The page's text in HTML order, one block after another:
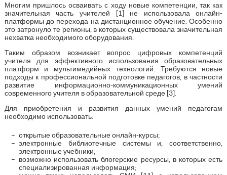
Многим пришлось осваивать с ходу новые компетенции, так как
значительная часть учителей [1] не использовала онлайн-
платформы до перехода на дистанционное обучение. Особенно
это затронуло те регионы, в которых существовала значительная
нехватка необходимого оборудования.
Таким образом возникает вопрос цифровых компетенций
учителя для эффективного использования образовательных
платформ и мультимедийных технологий. Требуются новые
подходы к профессиональной подготовке педагогов, в частности
развитие информационно-коммуникационных умений
современного учителя в образовательной среде [3].
Для приобретения и развития данных умений педагогам
необходимо использовать:
открытые образовательные онлайн-курсы;
электронные библиотечные системы и, соответственно,
электронные учебники;
возможно использовать блогерские ресурсы, в которых есть
специализированная информация;